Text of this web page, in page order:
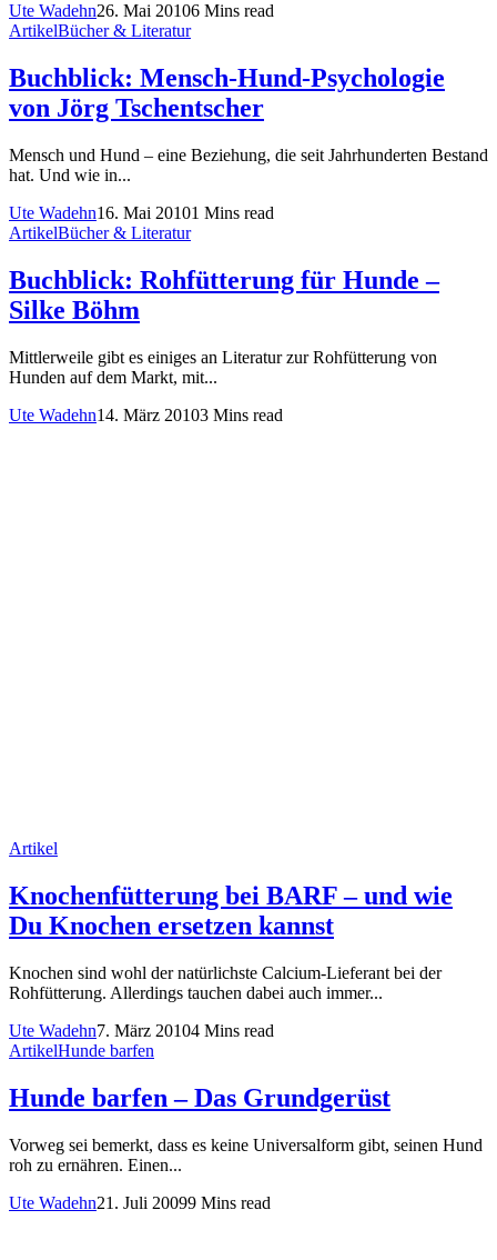
Ute Wadehn26. Mai 20106 Mins read
ArtikelBücher & Literatur
Buchblick: Mensch-Hund-Psychologie
von Jörg Tschentscher
Mensch und Hund – eine Beziehung, die seit Jahrhunderten Bestand
hat. Und wie in...
Ute Wadehn16. Mai 20101 Mins read
ArtikelBücher & Literatur
Buchblick: Rohfütterung für Hunde –
Silke Böhm
Mittlerweile gibt es einiges an Literatur zur Rohfütterung von
Hunden auf dem Markt, mit...
Ute Wadehn14. März 20103 Mins read
Artikel
Knochenfütterung bei BARF – und wie
Du Knochen ersetzen kannst
Knochen sind wohl der natürlichste Calcium-Lieferant bei der
Rohfütterung. Allerdings tauchen dabei auch immer...
Ute Wadehn7. März 20104 Mins read
ArtikelHunde barfen
Hunde barfen – Das Grundgerüst
Vorweg sei bemerkt, dass es keine Universalform gibt, seinen Hund
roh zu ernähren. Einen...
Ute Wadehn21. Juli 20099 Mins read